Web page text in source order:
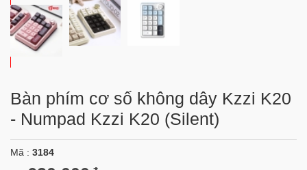
Bàn phím cơ số không dây Kzzi K20
- Numpad Kzzi K20 (Silent)
Mã : 3184